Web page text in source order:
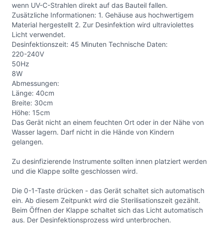
wenn UV-C-Strahlen direkt auf das Bauteil fallen.
Zusätzliche Informationen: 1. Gehäuse aus hochwertigem
Material hergestellt 2. Zur Desinfektion wird ultraviolettes
Licht verwendet.
Desinfektionszeit: 45 Minuten Technische Daten:
220-240V
50Hz
8W
Abmessungen:
Länge: 40cm
Breite: 30cm
Höhe: 15cm
Das Gerät nicht an einem feuchten Ort oder in der Nähe von
Wasser lagern. Darf nicht in die Hände von Kindern
gelangen.
Zu desinfizierende Instrumente sollten innen platziert werden
und die Klappe sollte geschlossen wird.
Die 0-1-Taste drücken - das Gerät schaltet sich automatisch
ein. Ab diesem Zeitpunkt wird die Sterilisationszeit gezählt.
Beim Öffnen der Klappe schaltet sich das Licht automatisch
aus. Der Desinfektionsprozess wird unterbrochen.